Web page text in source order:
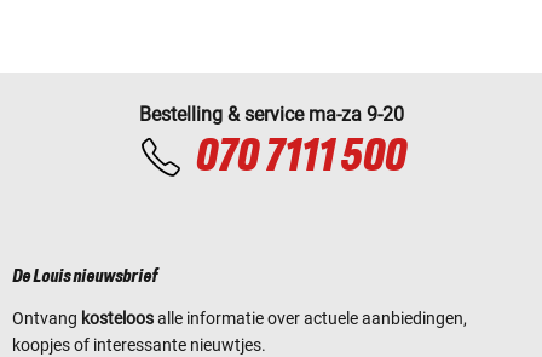
Bestelling & service ma-za 9-20
070 7111 500
De Louis nieuwsbrief
Ontvang kosteloosalle informatie over actuele aanbiedingen,
koopjes of interessante nieuwtjes.